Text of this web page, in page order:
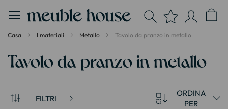
Casa I materiali Metallo Tavolo da pranzo in metallo
Tavolo da pranzo in metallo
FILTRI
ORDINA
PER